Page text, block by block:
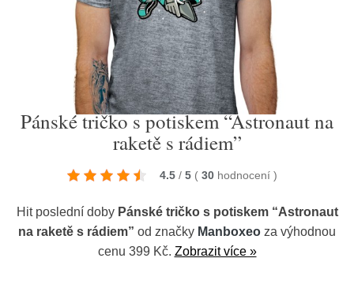
Pánské tričko s potiskem “Astronaut na
raketě s rádiem”
4.5 / 5 ( 30 hodnocení )
Hit poslední doby Pánské tričko s potiskem “Astronaut
na raketě s rádiem” od značky Manboxeo za výhodnou
cenu 399 Kč. Zobrazit více »